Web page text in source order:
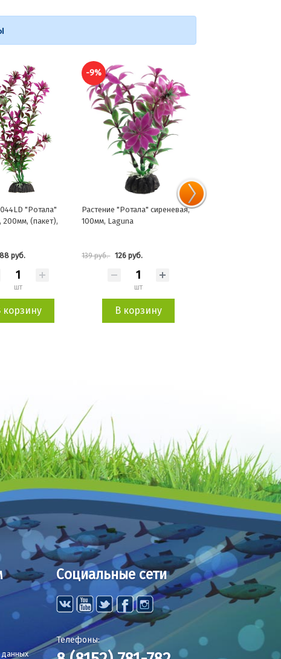
сиреневая,
руб.
шт
корзину
-9%
Растение 1030LD
"Альтернантера" зеленая,
149 руб. 135 руб.
шт
В корзину
данных
Социальные сети
Телефоны: